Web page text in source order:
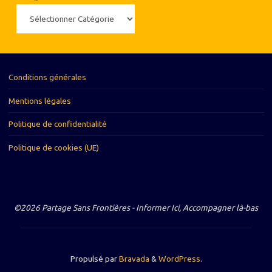
Conditions générales
Mentions légales
Politique de confidentialité
Politique de cookies (UE)
©2026 Partage Sans Frontières - Informer Ici, Accompagner là-bas
Propulsé parBravada &WordPress.